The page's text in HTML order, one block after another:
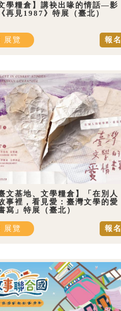
文學糧倉】講袂出喙的情話—影
再見1987》特展（臺北）
報名
展覽
文基地、文學糧倉】「在別人
事裡，看見愛：臺灣文學的愛
寫」特展（臺北）
報名
展覽